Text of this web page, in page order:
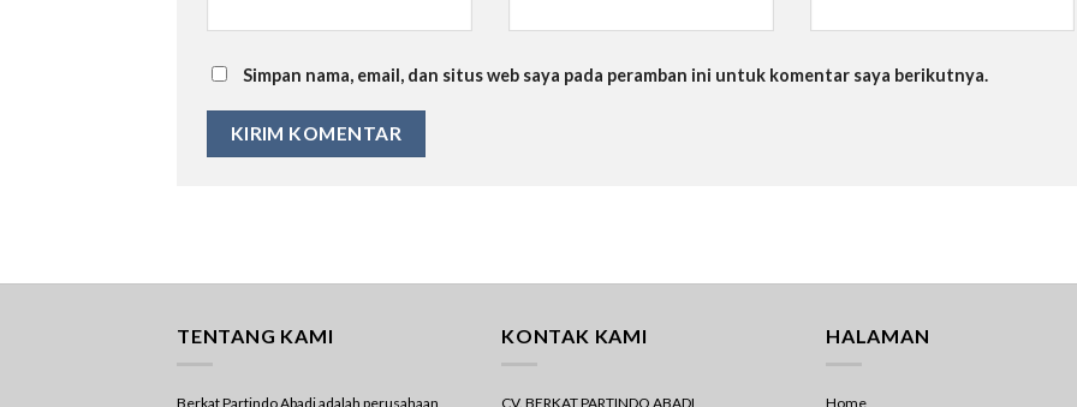
Simpan nama, email, dan situs web saya pada peramban ini untuk komentar saya berikutnya.
TENTANG KAMI
Berkat Partindo Abadi adalah perusahaan
KONTAK KAMI
CV. BERKAT PARTINDO ABADI
HALAMAN
Home